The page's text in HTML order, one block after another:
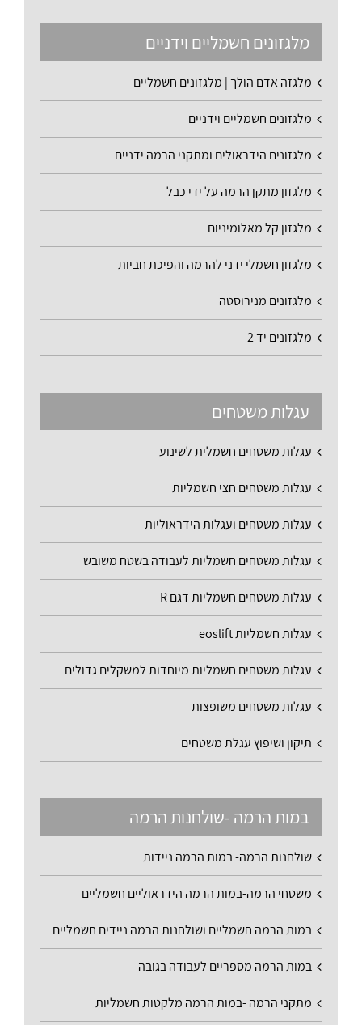
מלגזונים חשמליים וידניים
מלגזה אדם הולך | מלגזונים חשמליים
מלגזונים חשמליים וידניים
מלגזונים הידראולים ומתקני הרמה ידניים
מלגזון מתקן הרמה על ידי כבל
מלגזון קל מאלומיניום
מלגזון חשמלי ידני להרמה והפיכת חביות
מלגזונים מנירוסטה
מלגזונים יד 2
עגלות משטחים
עגלות משטחים חשמלית לשינוע
עגלות משטחים חצי חשמליות
עגלות משטחים ועגלות הידראוליות
עגלות משטחים חשמליות לעבודה בשטח משובש
עגלות משטחים חשמליות דגם R
עגלות חשמליות eoslift
עגלות משטחים חשמליות מיוחדות למשקלים גדולים
עגלות משטחים משופצות
תיקון ושיפוץ עגלת משטחים
במות הרמה -שולחנות הרמה
שולחנות הרמה- במות הרמה ניידות
משטחי הרמה-במות הרמה הידראוליים חשמליים
במות הרמה חשמליים ושולחנות הרמה ניידים חשמליים
במות הרמה מספריים לעבודה בגובה
מתקני הרמה -במות הרמה מלקטות חשמליות